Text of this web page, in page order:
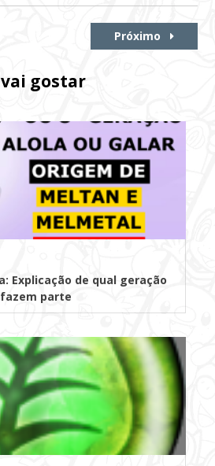
Próximo
gostar
Explicação de qual geração
parte